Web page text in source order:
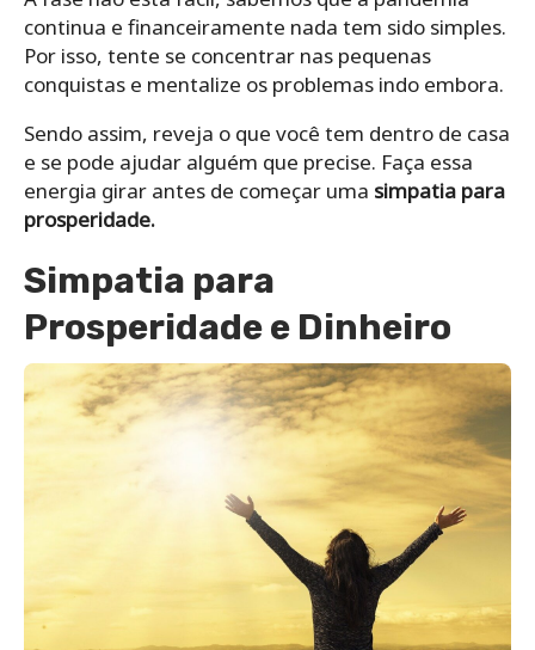
continua e financeiramente nada tem sido simples.
Por isso, tente se concentrar nas pequenas
conquistas e mentalize os problemas indo embora.
Sendo assim, reveja o que você tem dentro de casa
e se pode ajudar alguém que precise. Faça essa
energia girar antes de começar uma simpatia para
prosperidade.
Simpatia para
Prosperidade e Dinheiro